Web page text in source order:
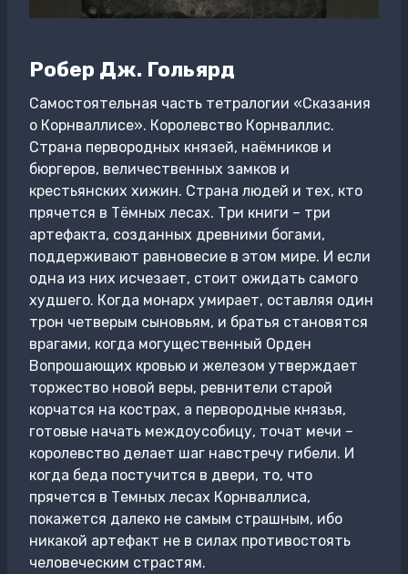
Робер Дж. Гольярд
Самостоятельная часть тетралогии «Сказания
о Корнваллисе». Королевство Корнваллис.
Страна первородных князей, наёмников и
бюргеров, величественных замков и
крестьянских хижин. Страна людей и тех, кто
прячется в Тёмных лесах. Три книги – три
артефакта, созданных древними богами,
поддерживают равновесие в этом мире. И если
одна из них исчезает, стоит ожидать самого
худшего. Когда монарх умирает, оставляя один
трон четверым сыновьям, и братья становятся
врагами, когда могущественный Орден
Вопрошающих кровью и железом утверждает
торжество новой веры, ревнители старой
корчатся на кострах, а первородные князья,
готовые начать междоусобицу, точат мечи –
королевство делает шаг навстречу гибели. И
когда беда постучится в двери, то, что
прячется в Темных лесах Корнваллиса,
покажется далеко не самым страшным, ибо
никакой артефакт не в силах противостоять
человеческим страстям.